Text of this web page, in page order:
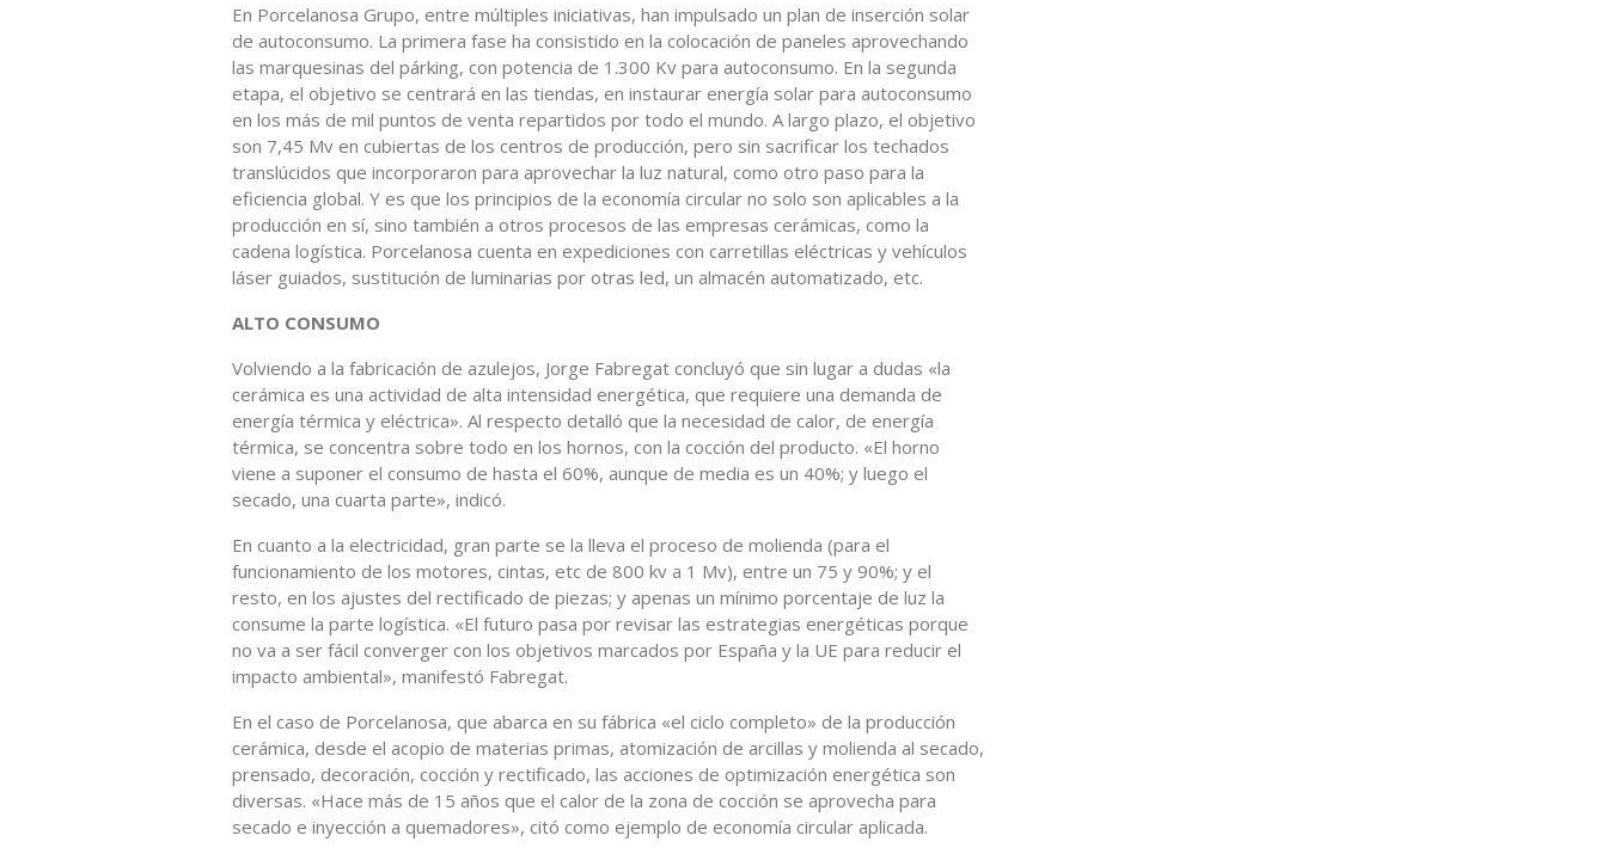
En Porcelanosa Grupo, entre múltiples iniciativas, han impulsado un plan de inserción solar
de autoconsumo. La primera fase ha consistido en la colocación de paneles aprovechando
las marquesinas del párking, con potencia de 1.300 Kv para autoconsumo. En la segunda
etapa, el objetivo se centrará en las tiendas, en instaurar energía solar para autoconsumo
en los más de mil puntos de venta repartidos por todo el mundo. A largo plazo, el objetivo
son 7,45 Mv en cubiertas de los centros de producción, pero sin sacrificar los techados
translúcidos que incorporaron para aprovechar la luz natural, como otro paso para la
eficiencia global. Y es que los principios de la economía circular no solo son aplicables a la
producción en sí, sino también a otros procesos de las empresas cerámicas, como la
cadena logística. Porcelanosa cuenta en expediciones con carretillas eléctricas y vehículos
láser guiados, sustitución de luminarias por otras led, un almacén automatizado, etc.
ALTO CONSUMO
Volviendo a la fabricación de azulejos, Jorge Fabregat concluyó que sin lugar a dudas «la
cerámica es una actividad de alta intensidad energética, que requiere una demanda de
energía térmica y eléctrica». Al respecto detalló que la necesidad de calor, de energía
térmica, se concentra sobre todo en los hornos, con la cocción del producto. «El horno
viene a suponer el consumo de hasta el 60%, aunque de media es un 40%; y luego el
secado, una cuarta parte», indicó.
En cuanto a la electricidad, gran parte se la lleva el proceso de molienda (para el
funcionamiento de los motores, cintas, etc de 800 kv a 1 Mv), entre un 75 y 90%; y el
resto, en los ajustes del rectificado de piezas; y apenas un mínimo porcentaje de luz la
consume la parte logística. «El futuro pasa por revisar las estrategias energéticas porque
no va a ser fácil converger con los objetivos marcados por España y la UE para reducir el
impacto ambiental», manifestó Fabregat.
En el caso de Porcelanosa, que abarca en su fábrica «el ciclo completo» de la producción
cerámica, desde el acopio de materias primas, atomización de arcillas y molienda al secado,
prensado, decoración, cocción y rectificado, las acciones de optimización energética son
diversas. «Hace más de 15 años que el calor de la zona de cocción se aprovecha para
secado e inyección a quemadores», citó como ejemplo de economía circular aplicada.